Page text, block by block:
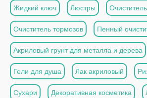
Жидкий ключ Люстры
Очиститель тормозов Пенный
Акриловый грунт для металла и дерева
Гели для душа Лак акриловый
Сухари Декоративная косметика